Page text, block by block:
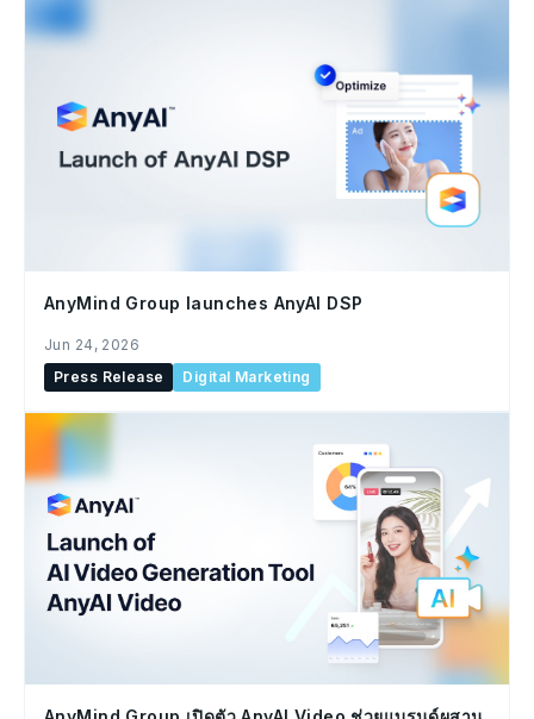
AnyMind Group launches AnyAI DSP
Jun 24, 2026
Press Release
Digital Marketing